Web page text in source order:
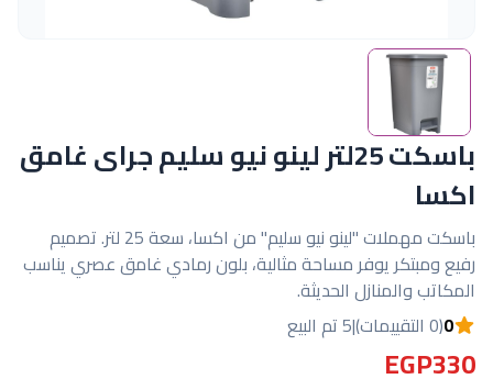
باسكت 25لتر لينو نيو سليم جراى غامق
اكسا
باسكت مهملات "لينو نيو سليم" من اكسا، سعة 25 لتر. تصميم
رفيع ومبتكر يوفر مساحة مثالية، بلون رمادي غامق عصري يناسب
المكاتب والمنازل الحديثة.
0(0 التقييمات) |5 تم البيع
EGP330